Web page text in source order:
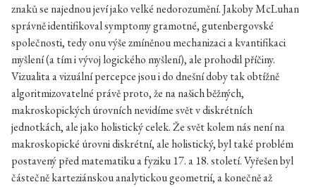
znaků se najednou jeví jako velké nedorozumění. Jakoby McLuhan
správně identifikoval symptomy gramotné, gutenbergovské
společnosti, tedy onu výše zmíněnou mechanizaci a kvantifikaci
myšlení (a tím i vývoj logického myšlení), ale prohodil příčiny.
Vizualita a vizuální percepce jsou i do dnešní doby tak obtížně
algoritmizovatelné právě proto, že na našich běžných,
makroskopických úrovních nevidíme svět v diskrétních
jednotkách, ale jako holistický celek. Že svět kolem nás není na
makroskopické úrovni diskrétní, ale holistický, byl také problém
postavený před matematiku a fyziku 17. a 18. století. Vyřešen byl
částečně karteziánskou analytickou geometrií, a konečně až